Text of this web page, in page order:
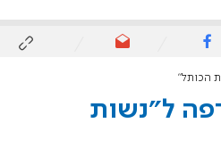
הכותל"
ל"נשות